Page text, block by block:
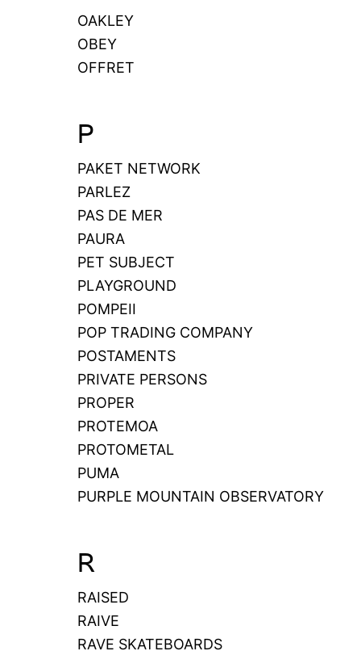
OAKLEY
OBEY
OFFRET
P
PAKET NETWORK
PARLEZ
PAS DE MER
PAURA
PET SUBJECT
PLAYGROUND
POMPEII
POP TRADING COMPANY
POSTAMENTS
PRIVATE PERSONS
PROPER
PROTEMOA
PROTOMETAL
PUMA
PURPLE MOUNTAIN OBSERVATORY
R
RAISED
RAIVE
RAVE SKATEBOARDS